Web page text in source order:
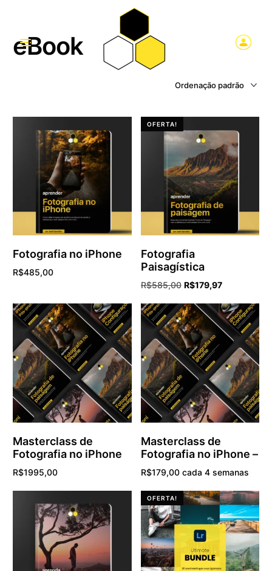
eBook
Fotografia no iPhone
R$485,00
OFERTA!
Fotografia
Paisagística
R$585,00 R$179,97
Adicionar ao carrinho
Masterclass de
Fotografia no iPhone
R$1995,00
Adicionar ao carrinho
Masterclass de
Fotografia no iPhone –
R$179,00 cada 4 semanas
com teste gratuito por 7
dias e uma taxa de inscrição
deR$12,00
Sign up now
OFERTA!